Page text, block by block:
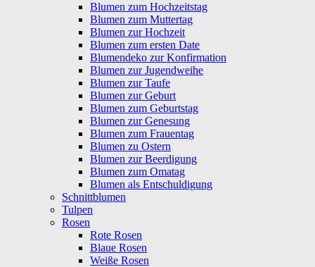
Blumen zum Hochzeitstag
Blumen zum Muttertag
Blumen zur Hochzeit
Blumen zum ersten Date
Blumendeko zur Konfirmation
Blumen zur Jugendweihe
Blumen zur Taufe
Blumen zur Geburt
Blumen zum Geburtstag
Blumen zur Genesung
Blumen zum Frauentag
Blumen zu Ostern
Blumen zur Beerdigung
Blumen zum Omatag
Blumen als Entschuldigung
Schnittblumen
Tulpen
Rosen
Rote Rosen
Blaue Rosen
Weiße Rosen